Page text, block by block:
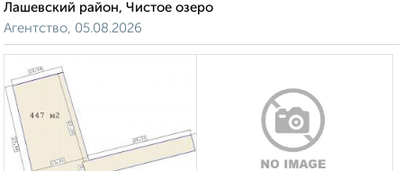
Лашевский район, Чистое озеро
Агентство, 05.08.2026